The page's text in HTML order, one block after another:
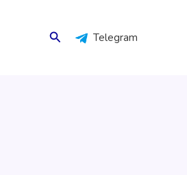
Поиск Telegram